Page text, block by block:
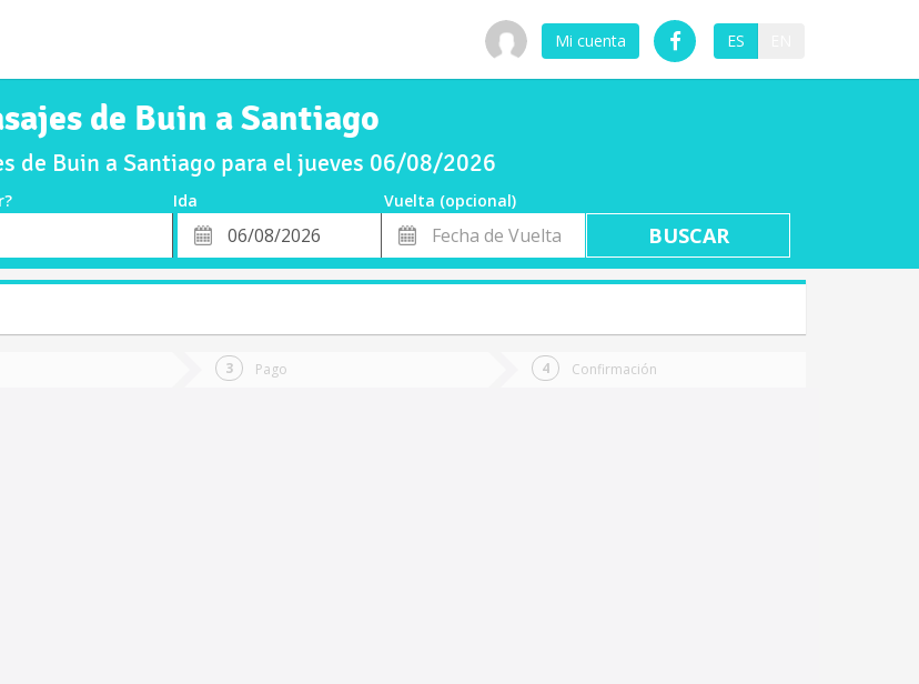
Mi cuenta ES
de Buin a Santiago
de Buin a Santiago para el jueves 06/08/2026
Ida
Vuelta (opcional)
Fecha
de
Fecha
de
Vuelta
Pago Confirmación